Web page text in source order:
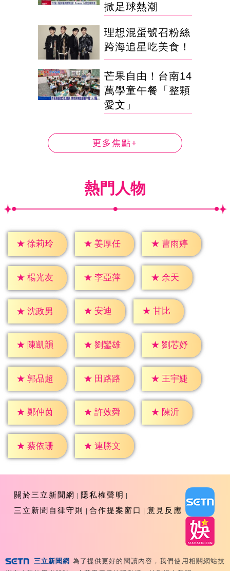
掀足球熱潮
理想混蛋號召粉絲
跨海追星吃美食！
芒果自由！台南14
萬學童午餐「整顆
愛文」
更多焦點+
熱門人物
★ 徐莉玲 ★ 姜厚任 ★ 曹雨婷
★ 楊光友 ★ 李亞萍 ★ 余天
★ 沈政男 ★ 安迪 ★ 甘比
★ 陳凱韻 ★ 劉鑾雄 ★ 劉芯妤
★ 郭品超 ★ 田路路 ★ 王宇婕
★ 鄭仲茵 ★ 許效舜 ★ 陳沂
★ 蔡依珊 ★ 連勝文
關於三立新聞網
隱私權聲明
三立新聞自律守則
合作提案窗口 意見反應
三立新聞網 為了提供更好的閱讀內容，我們使用相關網站技